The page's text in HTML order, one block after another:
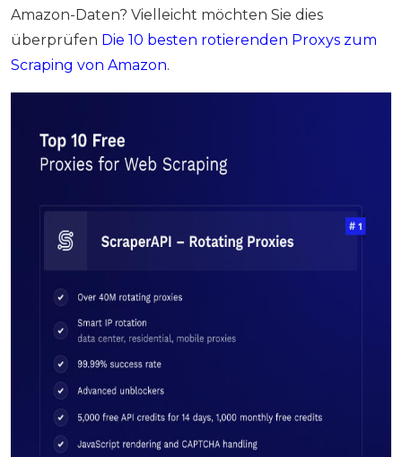
Amazon-Daten? Vielleicht möchten Sie dies
überprüfen Die 10 besten rotierenden Proxys zum
Scraping von Amazon.